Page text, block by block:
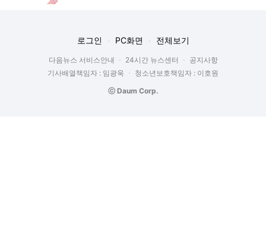
로그인 PC화면 전체보기
다음뉴스 서비스안내 24시간 뉴스센터
공지사항
기사배열책임자 : 임광욱
청소년보호책임자 : 이호원
ⓒ Daum Corp.